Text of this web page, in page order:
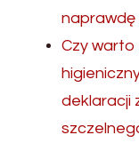
naprawdę
Czy
deklaracji